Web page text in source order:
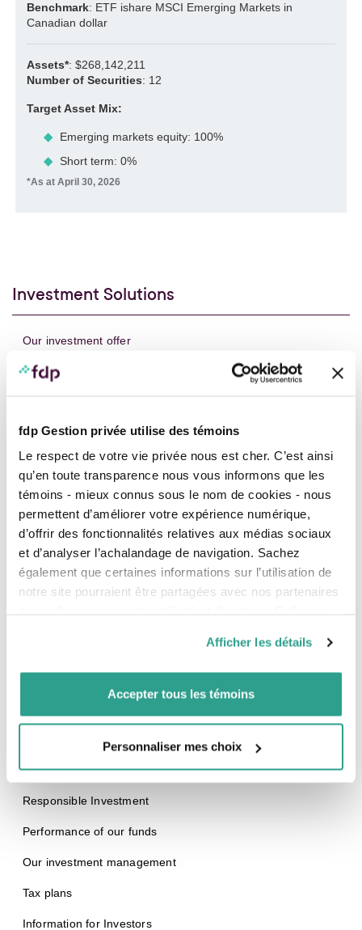
fdp Gestion privée utilise des témoins
Le respect de votre vie privée nous est cher. C’est ainsi
qu’en toute transparence nous vous informons que les
témoins - mieux connus sous le nom de cookies - nous
permettent d’améliorer votre expérience numérique,
d’offrir des fonctionnalités relatives aux médias sociaux
et d’analyser l’achalandage de navigation. Sachez
également que certaines informations sur l’utilisation de
notre site pourraient être partagées avec nos partenaires
vous leur auriez fournies ou qu’ils auraient collectées lors
de votre utilisation de leurs services.
Afficher les détails
Accepter tous les témoins
Personnaliser mes choix
Benchmark: ETF ishare MSCI Emerging Markets in
Canadian dollar
Assets*: $268,142,211
Number of Securities: 12
Target Asset Mix:
Emerging markets equity: 100%
Short term: 0%
*As at April 30, 2026
Investment Solutions
Our investment offer
Our mutual funds
Canadian Dividend Equity
US Equity
Global Equity
Emerging Markets Equity
BALANCED FUNDS
Balanced Income
Balanced
Our fdp Perspective Private Portfolio
Responsible Investment
Performance of our funds
Our investment management
Tax plans
Information for Investors